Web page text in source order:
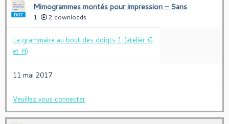
Mimogrammes montés pour impression – Sans
1 2 downloads
La grammaire au bout des doigts 1 (atelier G
et H)
11 mai 2017
Veuillez vous connecter